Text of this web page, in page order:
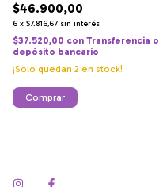
$46.900,00
6 x $7.816,67 sin interés
$37.520,00 con Transferencia o
depósito bancario
¡Solo quedan 2 en stock!
Comprar